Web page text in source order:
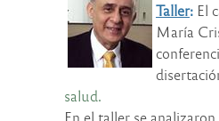
Taller: El
María
salud.
En el taller se analizaron